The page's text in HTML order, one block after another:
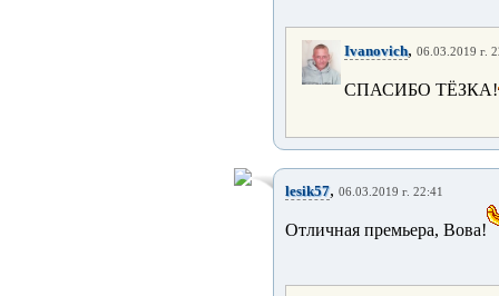
Ivanovich, 06.03.2019 г.
СПАСИБО ТЁЗКА!
lesik57, 06.03.2019 г. 22:41
Отличная премьера, Вова!